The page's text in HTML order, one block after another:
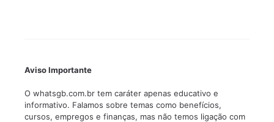
Aviso Importante
O whatsgb.com.br tem caráter apenas educativo e
informativo. Falamos sobre temas como benefícios,
cursos, empregos e finanças, mas não temos ligação com